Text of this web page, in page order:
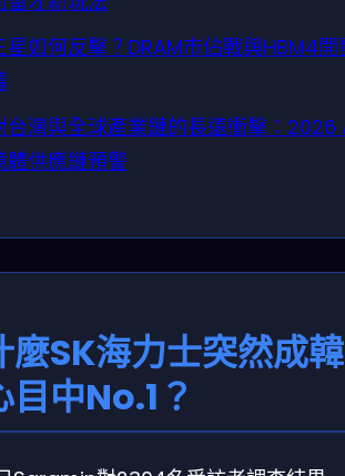
星如何反擊？DRAM市佔戰與HBM4開
台灣與全球產業鏈的長遠衝擊：2026
體供應鏈預警
麼SK海力士突然成
目中No.1？